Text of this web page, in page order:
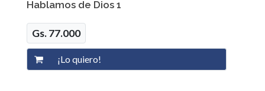
Hablamos de Dios 1
Gs. 77.000